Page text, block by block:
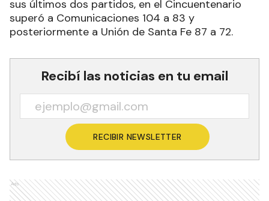
sus últimos dos partidos, en el Cincuentenario
superó a Comunicaciones 104 a 83 y
posteriormente a Unión de Santa Fe 87 a 72.
Recibí las noticias en tu email
RECIBIR NEWSLETTER
Ads